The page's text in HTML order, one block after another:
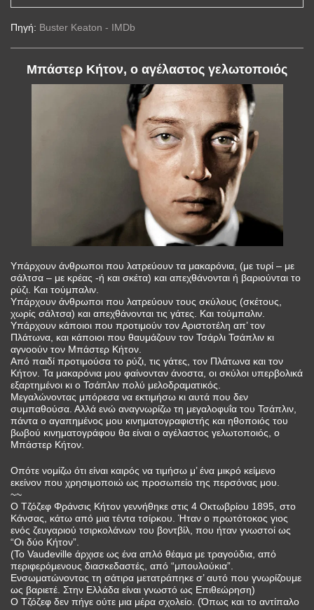
Πηγή: Buster Keaton - IMDb
Μπάστερ Κήτον, ο αγέλαστος γελωτοποιός
Υπάρχουν άνθρωποι που λατρεύουν τα μακαρόνια, (με τυρί – με
σάλτσα – με κρέας -ή και σκέτα) και απεχθάνονται ή βαριούνται το
ρύζι. Και τούμπαλιν.
Υπάρχουν άνθρωποι που λατρεύουν τους σκύλους (σκέτους,
χωρίς σάλτσα) και απεχθάνονται τις γάτες. Και τούμπαλιν.
Υπάρχουν κάποιοι που προτιμούν τον Αριστοτέλη απ’ τον
Πλάτωνα, και κάποιοι που θαυμάζουν τον Τσάρλι Τσάπλιν κι
αγνοούν τον Μπάστερ Κήτον.
Από παιδί προτιμούσα το ρύζι, τις γάτες, τον Πλάτωνα και τον
Κήτον. Τα μακαρόνια μου φαίνονταν άνοστα, οι σκύλοι υπερβολικά
εξαρτημένοι κι ο Τσάπλιν πολύ μελοδραματικός.
Μεγαλώνοντας μπόρεσα να εκτιμήσω κι αυτά που δεν
συμπαθούσα. Αλλά ενώ αναγνωρίζω τη μεγαλοφυΐα του Τσάπλιν,
πάντα ο αγαπημένος μου κινηματογραφιστής και ηθοποιός του
βωβού κινηματογράφου θα είναι ο αγέλαστος γελωτοποιός, ο
Μπάστερ Κήτον.
Οπότε νομίζω ότι είναι καιρός να τιμήσω μ’ ένα μικρό κείμενο
εκείνον που χρησιμοποιώ ως προσωπείο της περσόνας μου.
~~
Ο Τζόζεφ Φράνσις Κήτον γεννήθηκε στις 4 Οκτωβρίου 1895, στο
Κάνσας, κάτω από μια τέντα τσίρκου. Ήταν ο πρωτότοκος γιος
ενός ζευγαριού τσιρκολάνων του βοντβίλ, που ήταν γνωστοί ως
“Οι δύο Κήτον”.
(Το Vaudeville άρχισε ως ένα απλό θέαμα με τραγούδια, από
περιφερόμενους διασκεδαστές, από “μπουλούκια”.
Ενσωματώνοντας τη σάτιρα μετατράπηκε σ’ αυτό που γνωρίζουμε
ως βαριετέ. Στην Ελλάδα είναι γνωστό ως Επιθεώρηση)
Ο Τζόζεφ δεν πήγε ούτε μια μέρα σχολείο. (Όπως και το αντίπαλο